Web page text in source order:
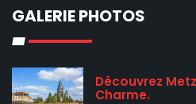
GALERIE PHOTOS
Découvrez
Charme.